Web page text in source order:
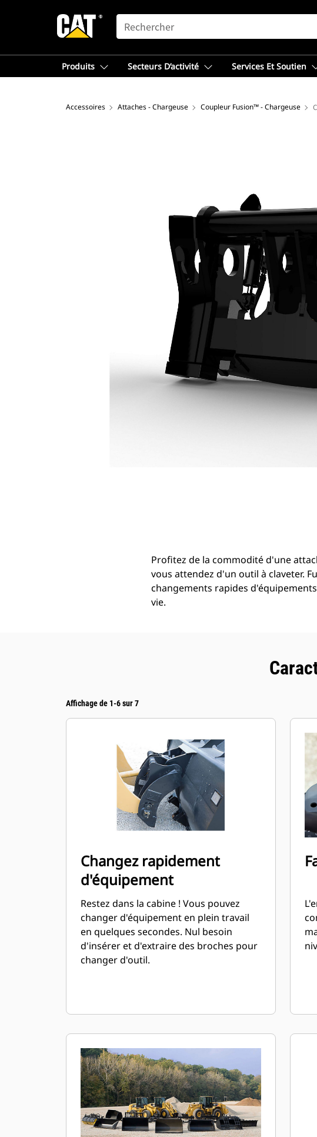
SEARCH
Produits Secteurs D’activité Services Et Soutien
Accessoires Attaches - Chargeuse Coupleur Fusion™ - Chargeuse
Profitez de la commodité d'une
vous attendez d'un outil à claveter.
changements rapides
vie.
Affichage de 1-6 sur 7
Changez rapidement
d'équipement
Restez dans la cabine ! Vous pouvez
changer d'équipement en plein travail
en quelques secondes. Nul besoin
d'insérer et d'extraire des broches pour
changer d'outil.